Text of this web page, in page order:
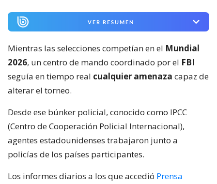
VER RESUMEN
Mientras las selecciones competían en el Mundial
2026, un centro de mando coordinado por el FBI
seguía en tiempo real cualquier amenaza capaz de
alterar el torneo.
Desde ese búnker policial, conocido como IPCC
(Centro de Cooperación Policial Internacional),
agentes estadounidenses trabajaron junto a
policías de los países participantes.
Los informes diarios a los que accedió Prensa